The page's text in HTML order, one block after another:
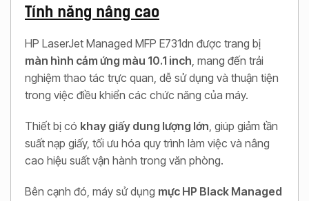
Tính năng nâng cao
HP LaserJet Managed MFP E731dn được trang bị
màn hình cảm ứng màu 10.1 inch, mang đến trải
nghiệm thao tác trực quan, dễ sử dụng và thuận tiện
trong việc điều khiển các chức năng của máy.
Thiết bị có khay giấy dung lượng lớn, giúp giảm tần
suất nạp giấy, tối ưu hóa quy trình làm việc và nâng
cao hiệu suất vận hành trong văn phòng.
Bên cạnh đó, máy sử dụng mực HP Black Managed